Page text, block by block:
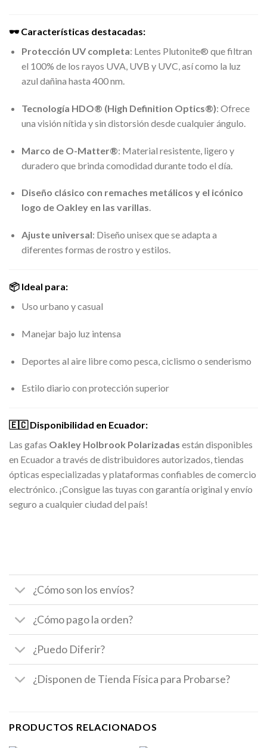
🕶️ Características destacadas:
Protección UV completa: Lentes Plutonite® que filtran
el 100% de los rayos UVA, UVB y UVC, así como la luz
azul dañina hasta 400 nm.
Tecnología HDO® (High Definition Optics®): Ofrece
una visión nítida y sin distorsión desde cualquier ángulo.
Marco de O-Matter®: Material resistente, ligero y
duradero que brinda comodidad durante todo el día.
Diseño clásico con remaches metálicos y el icónico
logo de Oakley en las varillas.
Ajuste universal: Diseño unisex que se adapta a
diferentes formas de rostro y estilos.
📦 Ideal para:
Uso urbano y casual
Manejar bajo luz intensa
Deportes al aire libre como pesca, ciclismo o senderismo
Estilo diario con protección superior
🇪🇨 Disponibilidad en Ecuador:
Las gafas Oakley Holbrook Polarizadas están disponibles
en Ecuador a través de distribuidores autorizados, tiendas
ópticas especializadas y plataformas confiables de comercio
electrónico. ¡Consigue las tuyas con garantía original y envío
seguro a cualquier ciudad del país!
¿Cómo son los envíos?
¿Cómo pago la orden?
¿Puedo Diferir?
¿Disponen de Tienda Física para Probarse?
PRODUCTOS RELACIONADOS